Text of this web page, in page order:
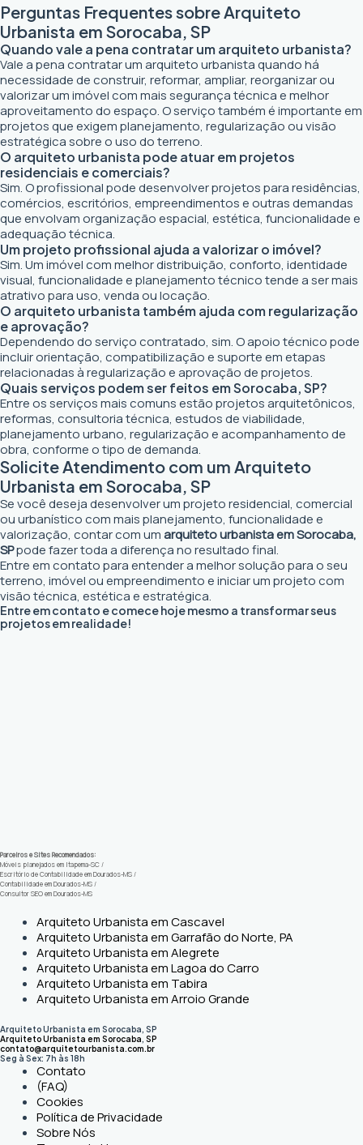
Perguntas Frequentes sobre Arquiteto
Urbanista em Sorocaba, SP
Quando vale a pena contratar um arquiteto urbanista?
Vale a pena contratar um arquiteto urbanista quando há
necessidade de construir, reformar, ampliar, reorganizar ou
valorizar um imóvel com mais segurança técnica e melhor
aproveitamento do espaço. O serviço também é importante em
projetos que exigem planejamento, regularização ou visão
estratégica sobre o uso do terreno.
O arquiteto urbanista pode atuar em projetos
residenciais e comerciais?
Sim. O profissional pode desenvolver projetos para residências,
comércios, escritórios, empreendimentos e outras demandas
que envolvam organização espacial, estética, funcionalidade e
adequação técnica.
Um projeto profissional ajuda a valorizar o imóvel?
Sim. Um imóvel com melhor distribuição, conforto, identidade
visual, funcionalidade e planejamento técnico tende a ser mais
atrativo para uso, venda ou locação.
O arquiteto urbanista também ajuda com regularização
e aprovação?
Dependendo do serviço contratado, sim. O apoio técnico pode
incluir orientação, compatibilização e suporte em etapas
relacionadas à regularização e aprovação de projetos.
Quais serviços podem ser feitos em Sorocaba, SP?
Entre os serviços mais comuns estão projetos arquitetônicos,
reformas, consultoria técnica, estudos de viabilidade,
planejamento urbano, regularização e acompanhamento de
obra, conforme o tipo de demanda.
Solicite Atendimento com um Arquiteto
Urbanista em Sorocaba, SP
Se você deseja desenvolver um projeto residencial, comercial
ou urbanístico com mais planejamento, funcionalidade e
valorização, contar com umarquiteto urbanista em Sorocaba,
SPpode fazer toda a diferença no resultado final.
Entre em contato para entender a melhor solução para o seu
terreno, imóvel ou empreendimento e iniciar um projeto com
visão técnica, estética e estratégica.
Entre em contato e comece hoje mesmo a transformar seus
projetos em realidade!
Parceiros e Sites Recomendados:
Móveis planejados em Itapema-SC /
Escritório de Contabilidade em Dourados-MS /
Contabilidade em Dourados-MS /
Consultor SEO em Dourados-MS
Arquiteto Urbanista em Cascavel
Arquiteto Urbanista em Garrafão do Norte, PA
Arquiteto Urbanista em Alegrete
Arquiteto Urbanista em Lagoa do Carro
Arquiteto Urbanista em Tabira
Arquiteto Urbanista em Arroio Grande
Arquiteto Urbanista em Sorocaba, SP
Arquiteto Urbanista em Sorocaba, SP
contato@arquitetourbanista.com.br
Seg à Sex: 7h às 18h
Contato
(FAQ)
Cookies
Política de Privacidade
Sobre Nós